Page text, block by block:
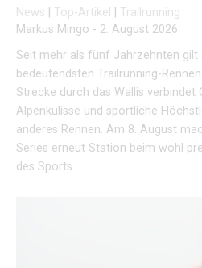
News Top-Artikel
Trailrunning
Markus Mingo - 2. August 2026
Seit mehr als fünf Jahrzehnten gilt
bedeutendsten Trailrunning-
Strecke durch das Wallis verbindet
Alpenkulisse und sportliche
anderes Rennen. Am 8. August
Series erneut Station beim wohl
des Sports.